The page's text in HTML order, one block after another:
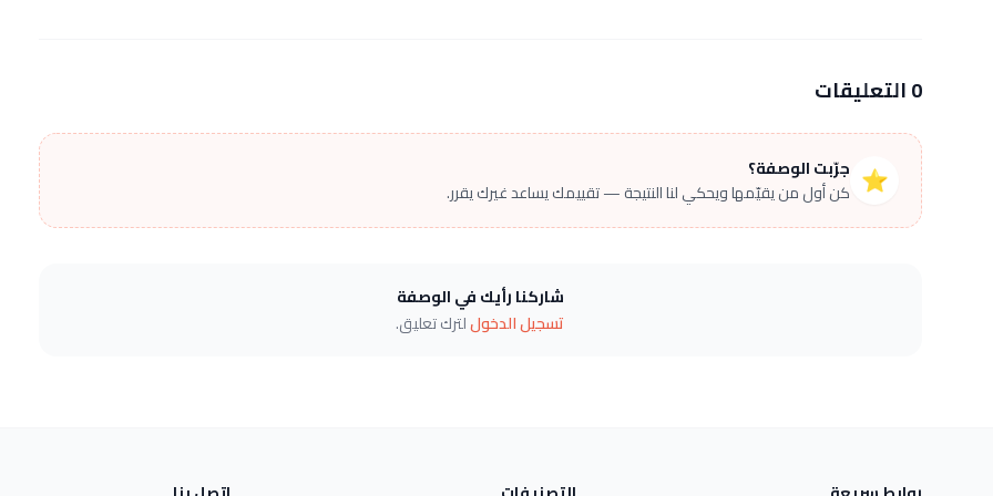
0 التعليقات
⭐ جرّبت الوصفة؟
كن أول من يقيّمها ويحكي لنا النتيجة — تقييمك يساعد غيرك يقرر.
شاركنا رأيك في الوصفة
تسجيل الدخوللترك تعليق.